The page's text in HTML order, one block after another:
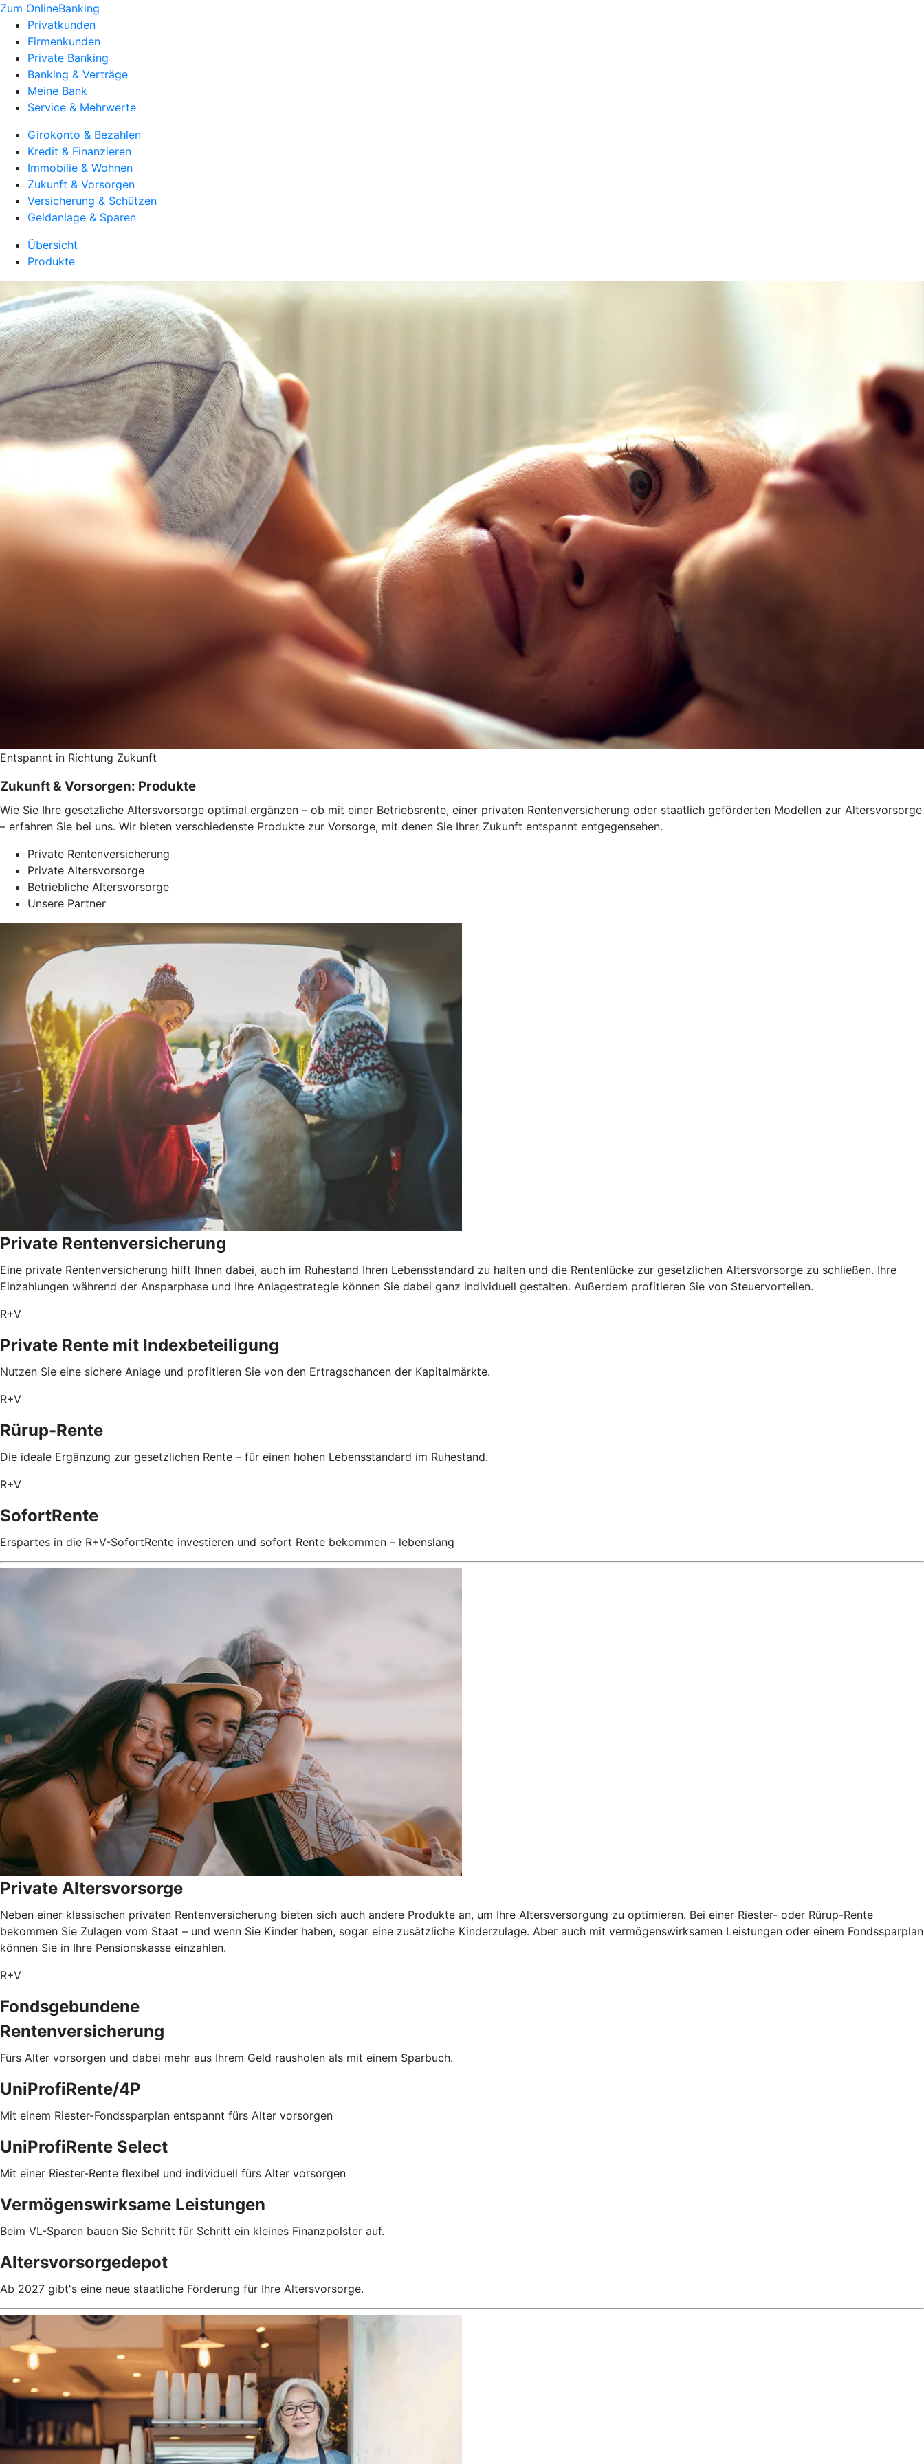
Zum OnlineBanking
Privatkunden
Firmenkunden
Private Banking
Banking & Verträge
Meine Bank
Service & Mehrwerte
Girokonto & Bezahlen
Kredit & Finanzieren
Immobilie & Wohnen
Zukunft & Vorsorgen
Versicherung & Schützen
Geldanlage & Sparen
Übersicht
Produkte
Entspannt in Richtung Zukunft
Zukunft & Vorsorgen: Produkte
Wie Sie Ihre gesetzliche Altersvorsorge optimal ergänzen – ob mit einer Betriebsrente, einer privaten Rentenversicherung oder staatlich geförderten Modellen zur Altersvorsorge
– erfahren Sie bei uns. Wir bieten verschiedenste Produkte zur Vorsorge, mit denen Sie Ihrer Zukunft entspannt entgegensehen.
Private Rentenversicherung
Private Altersvorsorge
Betriebliche Altersvorsorge
Unsere Partner
Private Rentenversicherung
Eine private Rentenversicherung hilft Ihnen dabei, auch im Ruhestand Ihren Lebensstandard zu halten und die Rentenlücke zur gesetzlichen Altersvorsorge zu schließen. Ihre
Einzahlungen während der Ansparphase und Ihre Anlagestrategie können Sie dabei ganz individuell gestalten. Außerdem profitieren Sie von Steuervorteilen.
R+V
Private Rente mit Index­beteiligung
Nutzen Sie eine sichere Anlage und profitieren Sie von den Ertragschancen der Kapitalmärkte.
R+V
Rürup-Rente
Die ideale Ergänzung zur gesetzlichen Rente – für einen hohen Lebensstandard im Ruhestand.
R+V
SofortRente
Erspartes in die R+V-SofortRente investieren und sofort Rente bekommen – lebenslang
Private Altersvorsorge
Neben einer klassischen privaten Rentenversicherung bieten sich auch andere Produkte an, um Ihre Altersversorgung zu optimieren. Bei einer Riester- oder Rürup-Rente
bekommen Sie Zulagen vom Staat – und wenn Sie Kinder haben, sogar eine zusätzliche Kinderzulage. Aber auch mit vermögenswirksamen Leistungen oder einem Fondssparplan
können Sie in Ihre Pensionskasse einzahlen.
R+V
Fondsgebundene
Rentenversicherung
Fürs Alter vorsorgen und dabei mehr aus Ihrem Geld rausholen als mit einem Sparbuch.
UniProfiRente/4P
Mit einem Riester-Fondssparplan entspannt fürs Alter vorsorgen
UniProfiRente Select
Mit einer Riester-Rente flexibel und individuell fürs Alter vorsorgen
Vermögenswirksame Leistungen
Beim VL-Sparen bauen Sie Schritt für Schritt ein kleines Finanzpolster auf.
Altersvorsorgedepot
Ab 2027 gibt's eine neue staatliche Förderung für Ihre Altersvorsorge.